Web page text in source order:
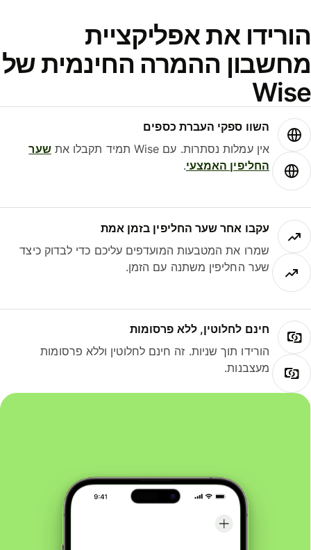
את אפליקציית
ההמרה החינמית של
השוו ספקי העברת כספים
אין עמלות נסתרות. עם Wise תמיד תקבלו את
שער
החליפין האמצעי.
עקבו אחר שער החליפין בזמן אמת
שמרו את המטבעות המועדפים עליכם כדי לבדוק כיצד
שער החליפין משתנה עם הזמן.
חינם לחלוטין, ללא פרסומות
הורידו תוך שניות. זה חינם לחלוטין וללא פרסומות
מעצבנות.